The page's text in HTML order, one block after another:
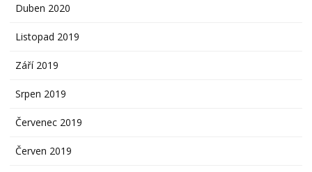
Duben 2020
Listopad 2019
Září 2019
Srpen 2019
Červenec 2019
Červen 2019